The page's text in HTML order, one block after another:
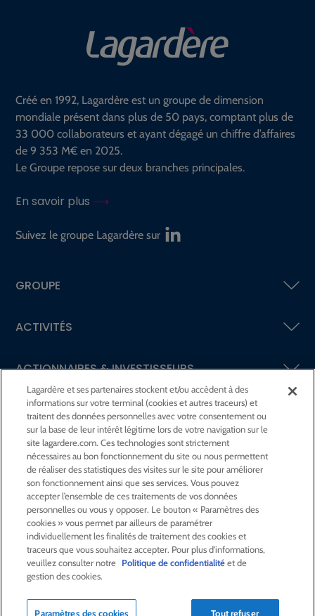
Créé en 1992, Lagardère est un groupe de dimension
mondiale présent dans plus de 50 pays, comptant plus de
33 000 collaborateurs et ayant dégagé un chiffre d’affaires
de 9 353 M€ en 2025.
Le Groupe repose sur deux branches principales.
En savoir plus
Suivez le groupe Lagardère sur
GROUPE
ACTIVITÉS
ACTIONNAIRES &INVESTISSEURS
LA RSECHEZ LAGARDÈRE
LA FONDATIONJEAN‑LUC LAGARDÈRE
CENTRE PRESSE
NOUS REJOINDRE
Lagardère et ses partenaires stockent et/ou accèdent à des
informations sur votre terminal (cookies et autres traceurs) et
traitent des données personnelles avec votre consentement ou
sur la base de leur intérêt légitime lors de votre navigation sur le
site lagardere.com. Ces technologies sont strictement
nécessaires au bon fonctionnement du site ou nous permettent
de réaliser des statistiques des visites sur le site pour améliorer
son fonctionnement ainsi que ses services. Vous pouvez
accepter l’ensemble de ces traitements de vos données
personnelles ou vous y opposer. Le bouton « Paramètres des
cookies » vous permet par ailleurs de paramétrer
individuellement les finalités de traitement des cookies et
traceurs que vous souhaitez accepter. Pour plus d'informations,
veuillez consulter notre Politique de confidentialitéet de
gestion des cookies.
Paramètres des cookies Tout refuser